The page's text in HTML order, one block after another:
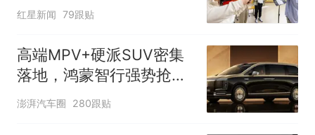
“如何策划晚会” 专家：遏
红星新闻 79跟贴
高端MPV+硬派SUV密集
落地，鸿蒙智行强势抢占
自主高端市场制高点
澎湃汽车圈 280跟贴